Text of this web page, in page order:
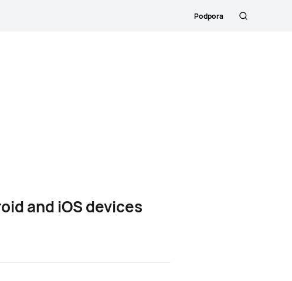
Podpora
and iOS devices